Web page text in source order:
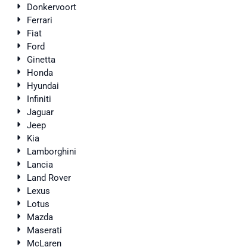
Donkervoort
Ferrari
Fiat
Ford
Ginetta
Honda
Hyundai
Infiniti
Jaguar
Jeep
Kia
Lamborghini
Lancia
Land Rover
Lexus
Lotus
Mazda
Maserati
McLaren